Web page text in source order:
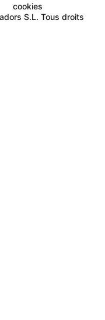
S.L. Tous droits
cookies